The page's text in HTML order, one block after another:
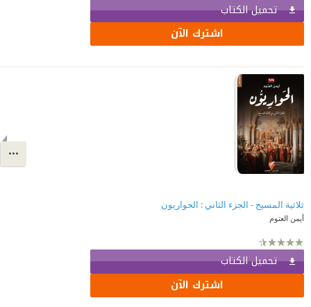
تحميل الكتاب
اشترك الآن
ثلاثية المسيح - الجزء الثاني : الحواريون
أيمن العتوم
تحميل الكتاب
اشترك الآن